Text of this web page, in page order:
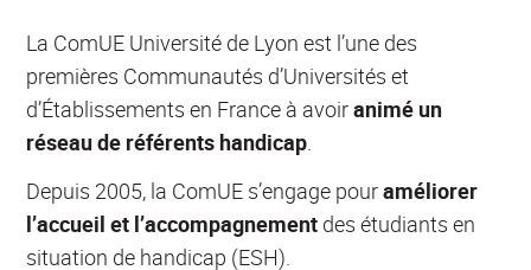
La ComUE Université de Lyon est l’une des
premières Communautés d’Universités et
d’Établissements en France à avoiranimé un
réseau de référents handicap.
Depuis 2005, la ComUE s’engage pouraméliorer
l’accueil et l’accompagnement des étudiants en
situation de handicap (ESH).